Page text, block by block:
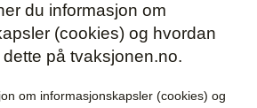
du informasjon om
(cookies) og hvordan
på tvaksjonen.no.
om informasjonskapsler (cookies) og